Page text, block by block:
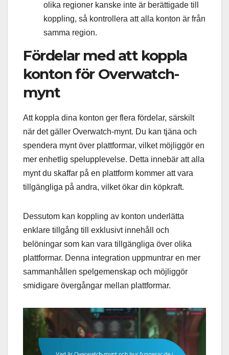
olika regioner kanske inte är berättigade till
koppling, så kontrollera att alla konton är från
samma region.
Fördelar med att koppla
konton för Overwatch-
mynt
Att koppla dina konton ger flera fördelar, särskilt
när det gäller Overwatch-mynt. Du kan tjäna och
spendera mynt över plattformar, vilket möjliggör en
mer enhetlig spelupplevelse. Detta innebär att alla
mynt du skaffar på en plattform kommer att vara
tillgängliga på andra, vilket ökar din köpkraft.
Dessutom kan koppling av konton underlätta
enklare tillgång till exklusivt innehåll och
belöningar som kan vara tillgängliga över olika
plattformar. Denna integration uppmuntrar en mer
sammanhållen spelgemenskap och möjliggör
smidigare övergångar mellan plattformar.